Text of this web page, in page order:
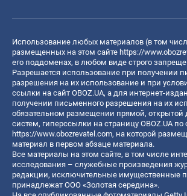
Использование любых материалов (в том
размещенных на этом сайте https://
его поддоменах, в любом виде строго
Разрешается использование при получении
разрешения на их использование и при
ссылки на сайт OBOZ.UA, а для интернет-
получении письменного разрешения на их
обязательном размещении прямой, открытой
систем, гиперссылки на страницу OBOZ.UA по
https://www.obozrevatel.com, на которой
материал в первом абзаце материала.
Все материалы на этом сайте, в том числе
исследования – служебные произведения
редакции, исключительные имущественные
принадлежат ООО «Золотая середина».